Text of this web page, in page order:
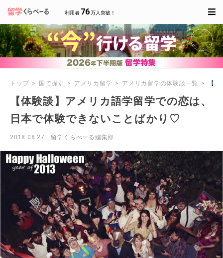
利用者 76万人突破！
トップ 国で探す アメリカ留学 アメリカ留学の体験談一覧 【
【体験談】アメリカ語学留学での恋は、
日本で体験できないことばかり♡
2018.08.27 留学くらべーる編集部